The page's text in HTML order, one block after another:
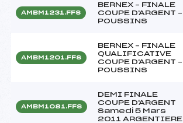
AMBM1231.FFS
BERNEX – FINALE
COUPE D'ARGENT –
POUSSINS
AMBM1201.FFS
BERNEX – FINALE
QUALIFICATIVE
COUPE D'ARGENT –
POUSSINS
AMBM1081.FFS
DEMI FINALE
COUPE D'ARGENT
Samedi 5 Mars
2011 ARGENTIERE